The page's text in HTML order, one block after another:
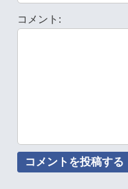
コメント: